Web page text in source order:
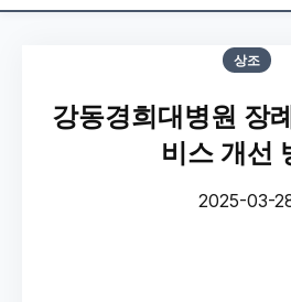
상조
강동경희대병원 장
비스 개선
2025-03-